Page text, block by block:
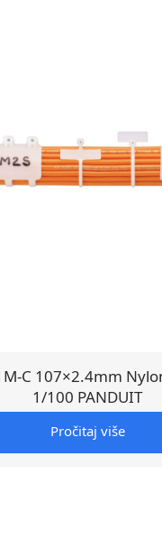
C 107×2.4mm
1/100 PANDUIT
Pročitaj više